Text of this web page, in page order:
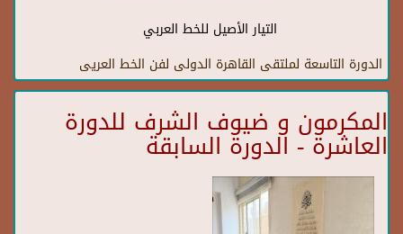
التيار الأصيل للخط العربي
الدورة التاسعة لملتقى القاهرة الدولى لفن الخط العريى
المكرمون و ضيوف الشرف للدورة
العاشرة - الدورة السابقة